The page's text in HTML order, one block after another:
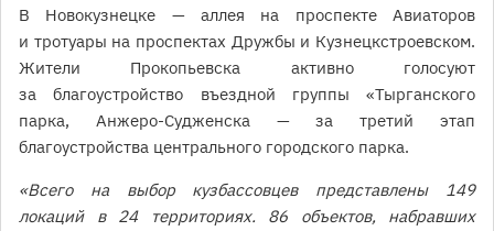
В Новокузнецке — аллея на проспекте Авиаторов
и тротуары на проспектах Дружбы и Кузнецкстроевском.
Жители Прокопьевска активно голосуют
за благоустройство въездной группы «Тырганского
парка, Анжеро-Судженска — за третий этап
благоустройства центрального городского парка.
«Всего на выбор кузбассовцев представлены 149
локаций в 24 территориях. 86 объектов, набравших